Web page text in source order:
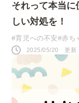
それって本当
しい対処を！
#育児への不安#赤ち
2025/05/20 更新